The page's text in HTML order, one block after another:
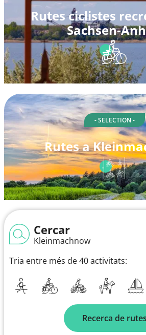
Rutes ciclistes
Sachsen-
- SELECTION -
Rutes a
Cercar
Kleinmachnow
Tria entre més de 40 activitats:
Recerca de rutes